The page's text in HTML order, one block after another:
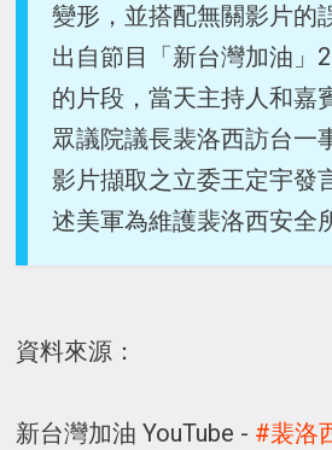
變形，並搭配無關影片的
出自節目「新台灣加油」
的片段，當天主持人和嘉
眾議院議長裴洛西訪台一
影片擷取之立委王定宇發
述美軍為維護裴洛西安全
資料來源：
新台灣加油 YouTube - #裴洛